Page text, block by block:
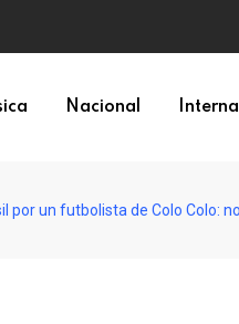
Nacional
por un futbolista de Colo Colo: